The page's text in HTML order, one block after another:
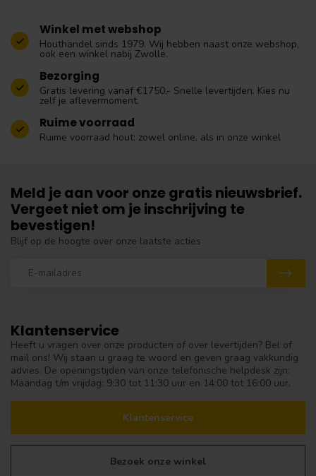
Winkel met webshop
Houthandel sinds 1979. Wij hebben naast onze webshop,
ook een winkel nabij Zwolle.
Bezorging
Gratis levering vanaf €1750,- Snelle levertijden. Kies nu
zelf je aflevermoment.
Ruime voorraad
Ruime voorraad hout: zowel online, als in onze winkel
Klantenservice
Heeft u vragen over onze producten of over levertijden? Bel of
mail ons! Wij staan u graag te woord en geven graag vakkundig
advies. De openingstijden van onze telefonische helpdesk zijn:
Maandag t/m vrijdag: 9:30 tot 11:30 uur en 14:00 tot 16:00 uur.
Klantenservice
Bezoek onze winkel
Meld je aan voor onze gratis nieuwsbrief.
Vergeet niet om je inschrijving te
bevestigen!
Blijf op de hoogte over onze laatste acties